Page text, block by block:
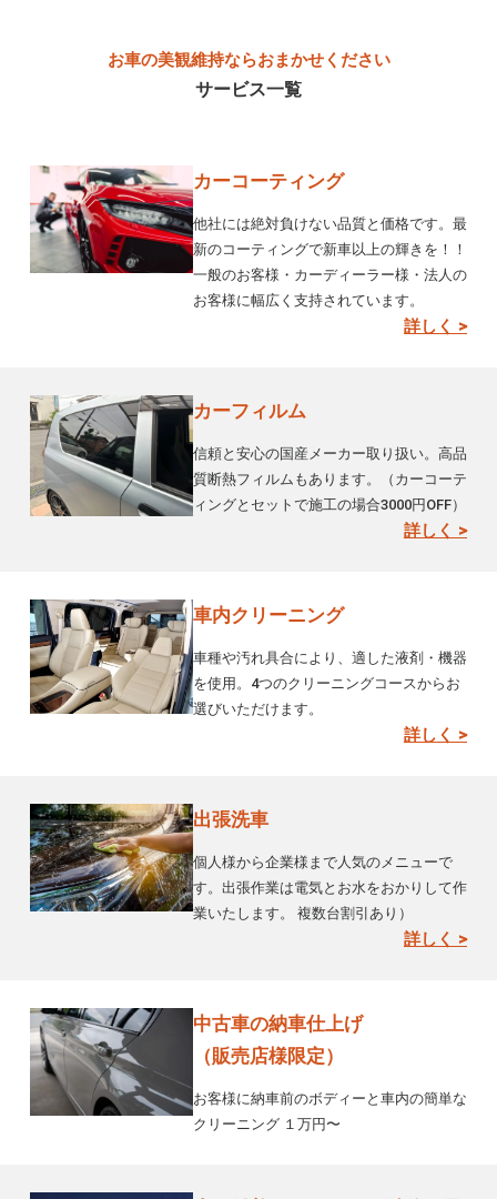
お車の美観維持ならおまかせください
サービス一覧
カーコーティング
他社には絶対負けない品質と価格です。最
新のコーティングで新車以上の輝きを！！
一般のお客様・カーディーラー様・法人の
お客様に幅広く支持されています。
詳しく >
カーフィルム
信頼と安心の国産メーカー取り扱い。高品
質断熱フィルムもあります。（カーコーテ
ィングとセットで施工の場合3000円OFF）
詳しく >
車内クリーニング
車種や汚れ具合により、適した液剤・機器
を使用。4つのクリーニングコースからお
選びいただけます。
詳しく >
出張洗車
個人様から企業様まで人気のメニューで
す。出張作業は電気とお水をおかりして作
業いたします。 複数台割引あり）
詳しく >
中古車の納車仕上げ
（販売店様限定）
お客様に納車前のボディーと車内の簡単な
クリーニング １万円〜